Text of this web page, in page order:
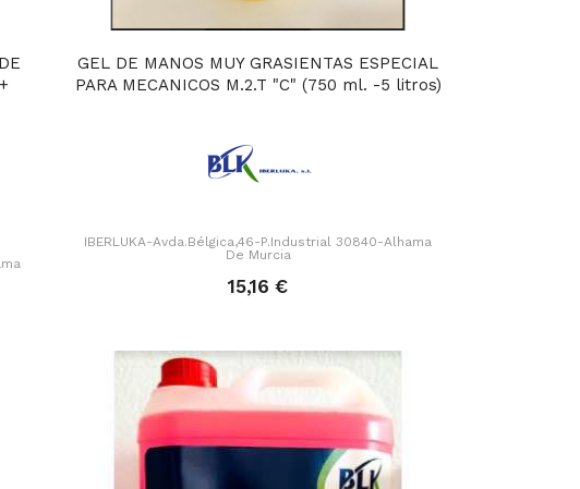
GEL DE MANOS MUY GRASIENTAS ESPECIAL
PARA MECANICOS M.2.T "C" (750 ml. -5 litros)
IBERLUKA-Avda.Bélgica,46-P.Industrial 30840-Alhama
De Murcia
15,16 €